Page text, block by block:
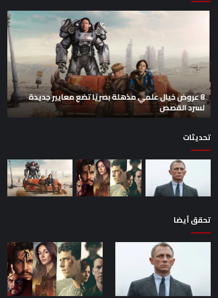
8
مذهلة
بصريًا
تضع
معايير
جديدة
لسرد
القصص
8 عروض خيال علمي مذهلة بصريًا تضع معايير جديدة
لسرد القصص
تحديثات
تحقق أيضا